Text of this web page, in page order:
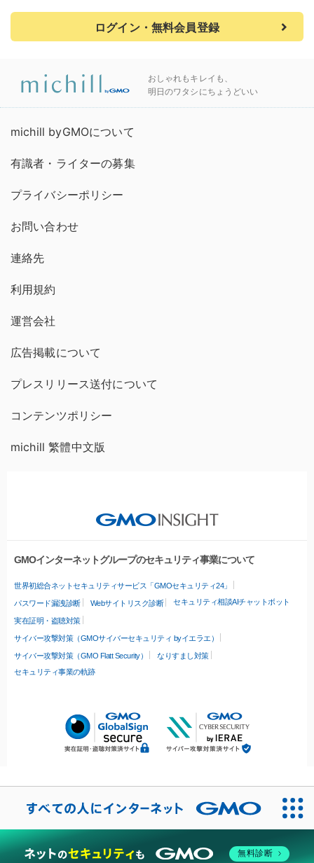
ログイン・無料会員登録
おしゃれもキレイも、
明日のワタシにちょうどいい
michill byGMOについて
有識者・ライターの募集
プライバシーポリシー
お問い合わせ
連絡先
利用規約
運営会社
広告掲載について
プレスリリース送付について
コンテンツポリシー
michill 繁體中文版
GMOインターネットグループのセキュリティ事業について
世界初総合ネットセキュリティサービス「GMOセキュリティ24」
パスワード漏洩診断 Webサイトリスク診断 セキュリティ相談AIチャットボット
実在証明・盗聴対策
サイバー攻撃対策（GMOサイバーセキュリティ byイエラエ）
サイバー攻撃対策（GMO Flatt Security）
なりすまし対策
セキュリティ事業の軌跡
無料診断